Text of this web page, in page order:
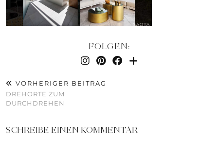
FOLGEN:
VORHERIGER BEITRAG
DREHORTE ZUM
DURCHDREHEN
SCHREIBE EINEN KOMMENTAR